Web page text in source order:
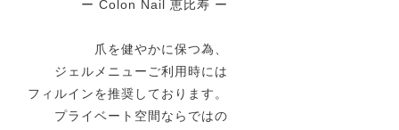
ー Colon Nail 恵比寿 ー
爪を健やかに保つ為、
ジェルメニューご利用時には
フィルインを推奨しております。
プライベート空間ならではの